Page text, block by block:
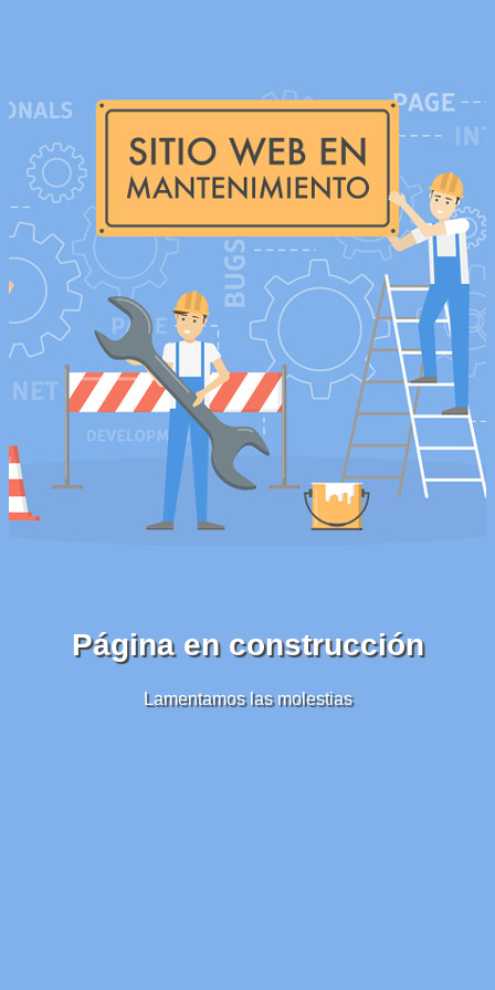
Página en construcción
Lamentamos las molestias